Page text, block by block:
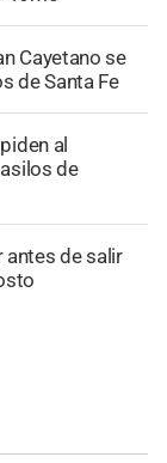
Cayetano se
de Santa Fe
al
de
antes de salir